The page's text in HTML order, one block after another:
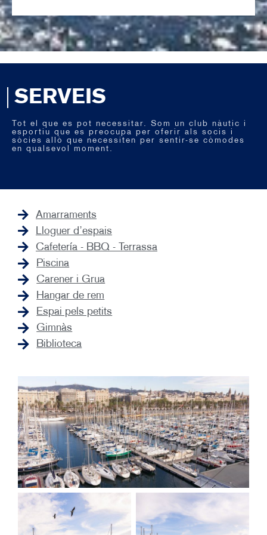
SERVEIS
Tot el que es pot necessitar. Som un club nàutic i
esportiu que es preocupa per oferir als socis i
sòcies allò que necessiten per sentir-se còmodes
en qualsevol moment.
Amarraments
Lloguer d’espais
Cafetería - BBQ - Terrassa
Piscina
Carener i Grua
Hangar de rem
Espai pels petits
Gimnàs
Biblioteca